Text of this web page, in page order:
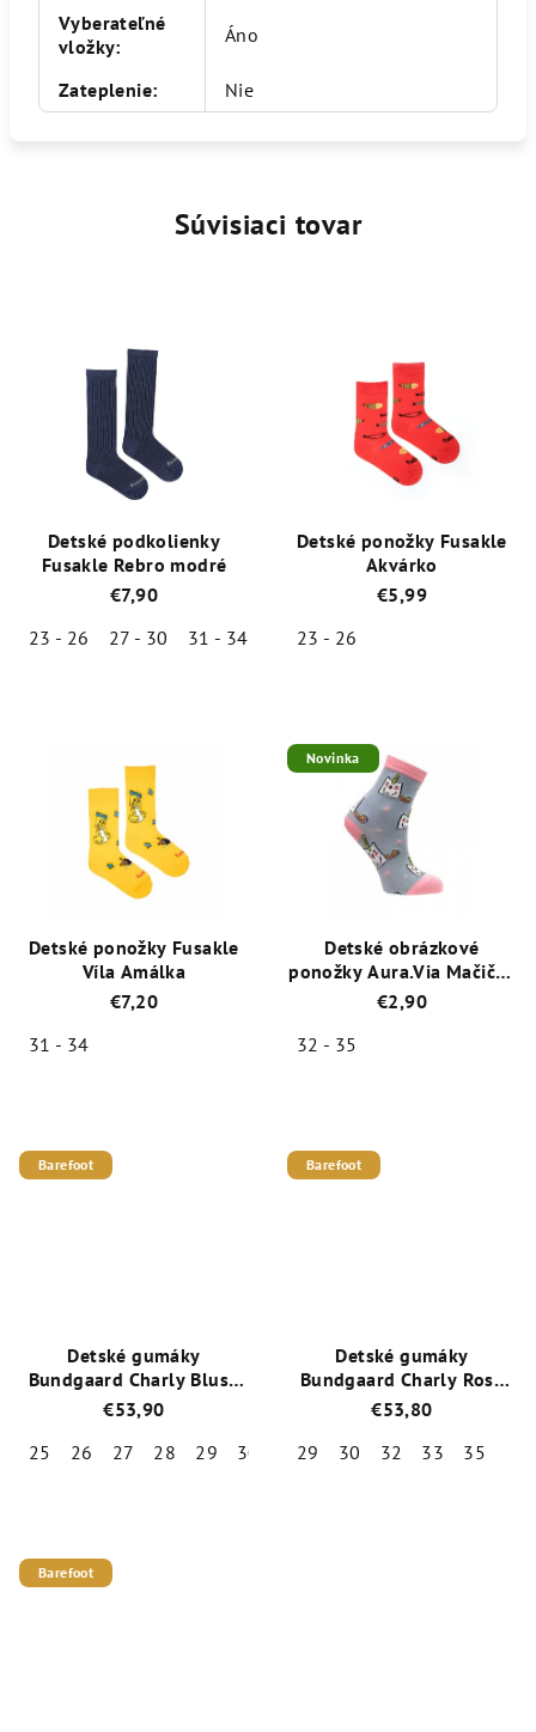
Vyberateľné
vložky: Áno
Zateplenie: Nie
Súvisiaci tovar
Detské podkolienky
Fusakle Rebro modré
€7,90
23 - 26
27 - 30
31 - 34
5,0
z
5
hviezdičiek.
Detské ponožky Fusakle
Akvárko
€5,99
23 - 26
je
5,0
z
5
hviezdičiek.
Detské ponožky Fusakle
Víla Amálka
€7,20
31 - 34
Novinka
Detské obrázkové
ponožky Aura.Via Mačička
bledo modrá (85%
€2,90
32 - 35
Barefoot
Detské gumáky
Bundgaard Charly Blush
Berry / BG401048-9413
€53,90
25
26 27 28 29 30 31 32 33 34
35
Barefoot
Detské gumáky
Bundgaard Charly Rose
Sparkle
€53,80
29
30 32 33
35
Barefoot